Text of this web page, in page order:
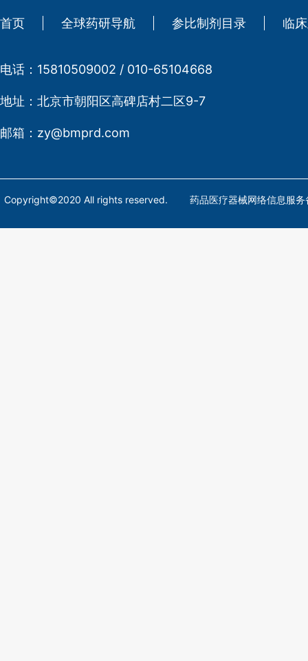
首页 全球药研导航 参比制剂目录 临
电话： 15810509002 / 010-65104668
地址： 北京市朝阳区高碑店村二区9-7
邮箱： zy@bmprd.com
Copyright©2020 All rights reserved. 药品医疗器械网络信息服